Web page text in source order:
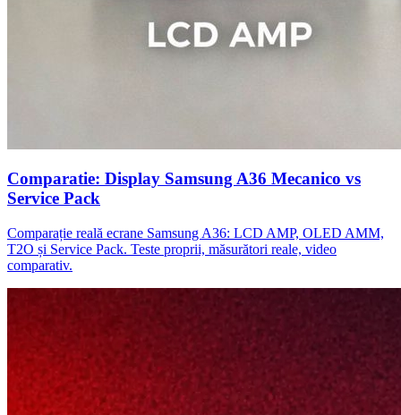
Comparatie: Display Samsung A36 Mecanico vs
Service Pack
Comparație reală ecrane Samsung A36: LCD AMP, OLED AMM,
T2O și Service Pack. Teste proprii, măsurători reale, video
comparativ.